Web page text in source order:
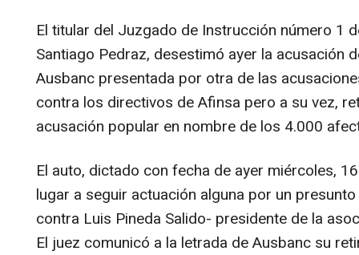
El titular del Juzgado de Instrucción número 1
Santiago Pedraz, desestimó ayer la acusación
Ausbanc presentada por otra de las
contra los directivos de Afinsa pero a su vez,
acusación popular en nombre de los 4.000
El auto, dictado con fecha de ayer miércoles,
lugar a seguir actuación alguna por un
contra Luis Pineda Salido- presidente de la
El juez comunicó a la letrada de Ausbanc su